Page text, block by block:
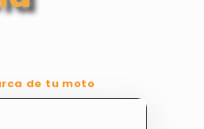
de tu moto